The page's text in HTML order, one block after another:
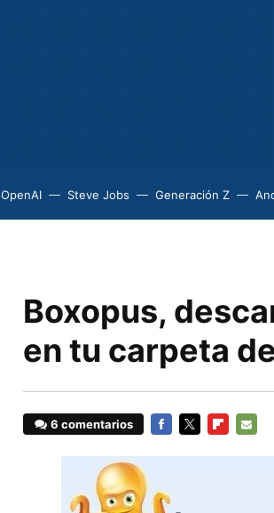
OpenAI Steve Jobs Generación Z
Boxopus,
en tu carpeta
6 comentarios